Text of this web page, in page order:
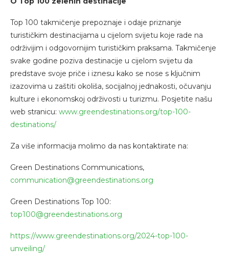
Top 100 takmičenje prepoznaje i odaje priznanje
turističkim destinacijama u cijelom svijetu koje rade na
održivijim i odgovornijim turističkim praksama. Takmičenje
svake godine poziva destinacije u cijelom svijetu da
predstave svoje priče i iznesu kako se nose s ključnim
izazovima u zaštiti okoliša, socijalnoj jednakosti, očuvanju
kulture i ekonomskoj održivosti u turizmu. Posjetite našu
web stranicu: www.greendestinations.org/top-100-
destinations/
Za više informacija molimo da nas kontaktirate na:
Green Destinations Communications,
communication@greendestinations.org
Green Destinations Top 100:
top100@greendestinations.org
https://www.greendestinations.org/2024-top-100-
unveiling/